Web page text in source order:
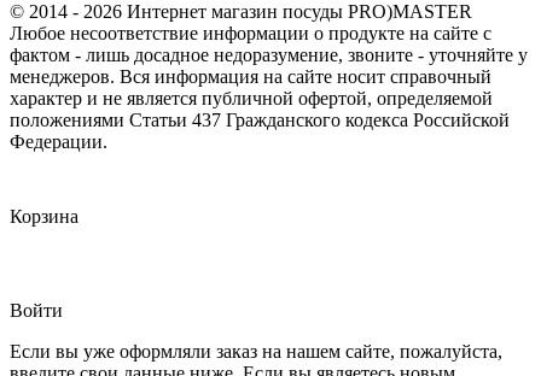
© 2014 - 2026 Интернет магазин посуды PRO)MASTER
Любое несоответствие информации о продукте на сайте с
фактом - лишь досадное недоразумение, звоните - уточняйте у
менеджеров. Вся информация на сайте носит справочный
характер и не является публичной офертой, определяемой
положениями Статьи 437 Гражданского кодекса Российской
Федерации.
Корзина
Войти
Если вы уже оформляли заказ на нашем сайте, пожалуйста,